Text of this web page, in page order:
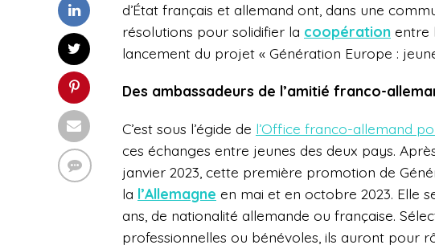
d’État français et allemand ont, dans une
résolutions pour solidifier la coopération entre
lancement du projet « Génération Europe :
Des ambassadeurs de l’amitié franco-
C’est sous l’égide de l’Office franco-allemand
ces échanges entre jeunes des deux pays.
janvier 2023, cette première promotion de
la l’Allemagne en mai et en octobre 2023. Elle
ans, de nationalité allemande ou française.
professionnelles ou bénévoles, ils auront pour